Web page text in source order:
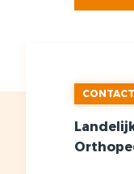
CONTACT